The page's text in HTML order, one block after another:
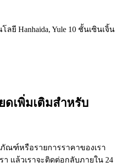
ยี Hanhaida, Yule 10 ชั้นเซินเจิ้น
ดเพิ่มเติมสำหรับ
ณฑ์หรือรายการราคาของเรา
แล้วเราจะติดต่อกลับภายใน 24